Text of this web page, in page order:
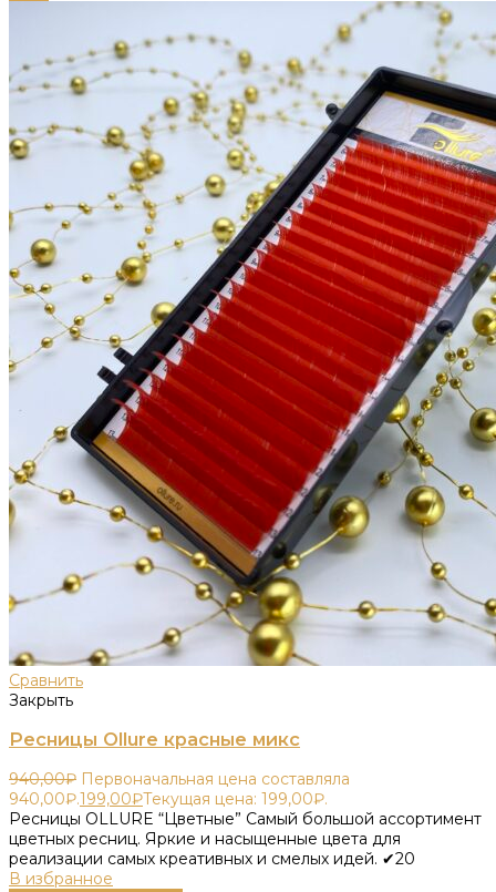
Сравнить
Закрыть
Ресницы Ollure красные микс
940,00₽ Первоначальная цена составляла
940,00₽.199,00₽Текущая цена: 199,00₽.
Ресницы OLLURE “Цветные” Самый большой ассортимент
цветных ресниц. Яркие и насыщенные цвета для
реализации самых креативных и смелых идей. ✔20
В избранное